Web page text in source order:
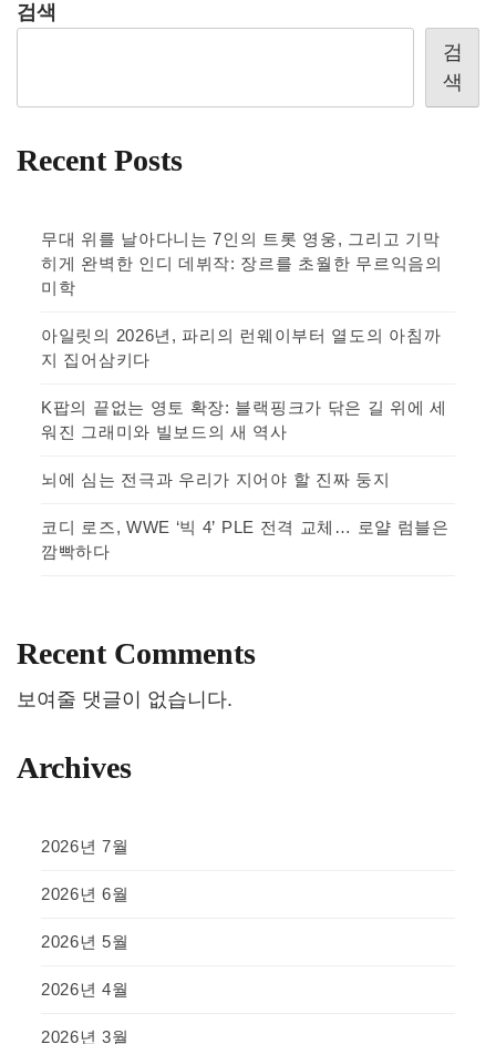
이
매
김
검색
검
색
Recent Posts
무대 위를 날아다니는 7인의 트롯 영웅, 그리고 기막
히게 완벽한 인디 데뷔작: 장르를 초월한 무르익음의
미학
아일릿의 2026년, 파리의 런웨이부터 열도의 아침까
지 집어삼키다
K팝의 끝없는 영토 확장: 블랙핑크가 닦은 길 위에 세
워진 그래미와 빌보드의 새 역사
뇌에 심는 전극과 우리가 지어야 할 진짜 둥지
코디 로즈, WWE ‘빅 4’ PLE 전격 교체… 로얄 럼블은
깜빡하다
Recent Comments
보여줄 댓글이 없습니다.
Archives
2026년 7월
2026년 6월
2026년 5월
2026년 4월
2026년 3월